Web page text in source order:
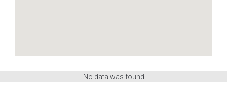
No data was found